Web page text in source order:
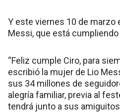
Y este viernes 10 de marzo
Messi, que está cumpliendo
“Feliz cumple Ciro, para
escribió la mujer de Lio
sus 34 millones de
alegría familiar, previa al
tendrá junto a sus